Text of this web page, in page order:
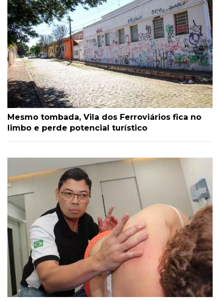
Mesmo tombada, Vila dos Ferroviários fica no
limbo e perde potencial turístico